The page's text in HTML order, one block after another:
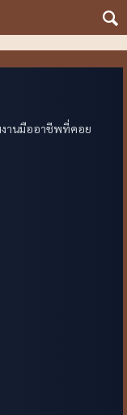
านมืออาชีพที่คอย